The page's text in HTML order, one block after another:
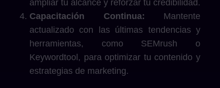
ampliar tu alcance y reforzar tu credibilidad.
Capacitación Continua: Mantente
actualizado con las últimas tendencias y
herramientas, como SEMrush o
Keywordtool, para optimizar tu contenido y
estrategias de marketing.